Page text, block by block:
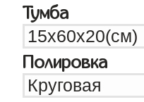
Тумба
Полировка